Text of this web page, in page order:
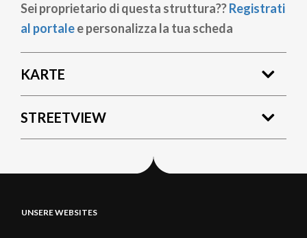
Sei proprietario di questa struttura??Registrati
al portalee personalizza la tua scheda
KARTE
STREETVIEW
UNSERE WEBSITES